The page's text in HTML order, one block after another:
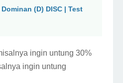
(D) DISC | Test
ingin untung 30%
ingin untung